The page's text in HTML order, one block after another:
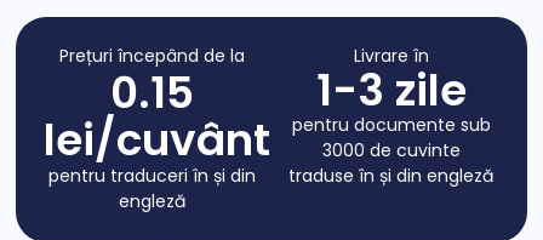
Prețuri începând de la
0.15
lei/cuvânt
pentru traduceri în și din
engleză
Livrare în
1-3 zile
pentru documente sub
3000 de cuvinte
traduse în și din engleză